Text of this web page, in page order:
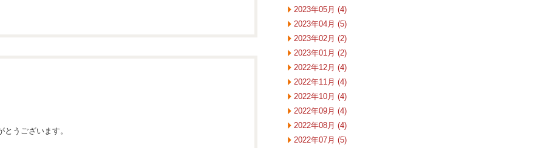
うございます。
2023年05月 (4)
2023年04月 (5)
2023年02月 (2)
2023年01月 (2)
2022年12月 (4)
2022年11月 (4)
2022年10月 (4)
2022年09月 (4)
2022年08月 (4)
2022年07月 (5)